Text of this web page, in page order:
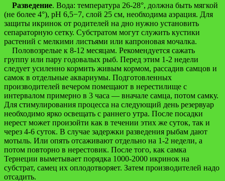
Разведение. Вода: температура 26-28°, должна быть мягкой
(не более 4°), pH 6,5−7, слой 25 см, необходима аэрация. Для
защиты икринок от родителей на дно нужно установить
сепараторную сетку. Субстратом могут служить кустики
растений с мелкими листьями или капроновая мочалка.
Половозрелые к 8-12 месяцам. Рекомендуется сажать
группу или пару годовалых рыб. Перед этим 1-2 недели
следует усиленно кормить живым кормом, рассадив самцов и
самок в отдельные аквариумы. Подготовленных
производителей вечером помещают в нерестилище с
интервалом примерно в 3 часа — вначале самца, потом самку.
Для стимулирования процесса на следующий день резервуар
необходимо ярко освещать с раннего утра. После посадки
нерест может произойти как в течении этих же суток, так и
через 4-6 суток. В случае задержки разведения рыбам дают
мотыль. Или опять отсаживают отдельно на 1-2 недели, а
потом повторно в нерестовик. После того, как самка
Тернеции выметывает порядка 1000-2000 икринок на
субстрат, самец их оплодотворяет. Затем производителей надо
отсадить.